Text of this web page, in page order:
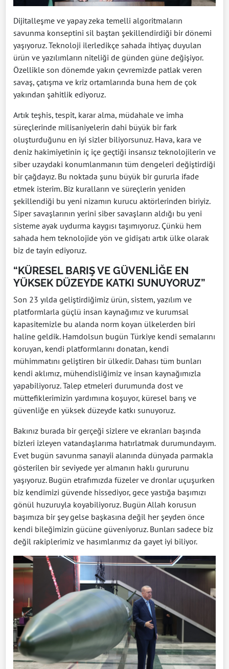
Dijitalleşme ve yapay zeka temelli algoritmaların
savunma konseptini sil baştan şekillendirdiği bir dönemi
yaşıyoruz. Teknoloji ilerledikçe sahada ihtiyaç duyulan
ürün ve yazılımların niteliği de günden güne değişiyor.
Özellikle son dönemde yakın çevremizde patlak veren
savaş, çatışma ve kriz ortamlarında buna hem de çok
yakından şahitlik ediyoruz.
Artık teşhis, tespit, karar alma, müdahale ve imha
süreçlerinde milisaniyelerin dahi büyük bir fark
oluşturduğunu en iyi sizler biliyorsunuz. Hava, kara ve
deniz hakimiyetinin iç içe geçtiği insansız teknolojilerin ve
siber uzaydaki konumlanmanın tüm dengeleri değiştirdiği
bir çağdayız. Bu noktada şunu büyük bir gururla ifade
etmek isterim. Biz kuralların ve süreçlerin yeniden
şekillendiği bu yeni nizamın kurucu aktörlerinden biriyiz.
Siper savaşlarının yerini siber savaşların aldığı bu yeni
sisteme ayak uydurma kaygısı taşımıyoruz. Çünkü hem
sahada hem teknolojide yön ve gidişatı artık ülke olarak
biz de tayin ediyoruz.
“KÜRESEL BARIŞ VE GÜVENLİĞE EN
YÜKSEK DÜZEYDE KATKI SUNUYORUZ”
Son 23 yılda geliştirdiğimiz ürün, sistem, yazılım ve
platformlarla güçlü insan kaynağımız ve kurumsal
kapasitemizle bu alanda norm koyan ülkelerden biri
haline geldik. Hamdolsun bugün Türkiye kendi semalarını
koruyan, kendi platformlarını donatan, kendi
mühimmatını geliştiren bir ülkedir. Dahası tüm bunları
kendi aklımız, mühendisliğimiz ve insan kaynağımızla
yapabiliyoruz. Talep etmeleri durumunda dost ve
müttefiklerimizin yardımına koşuyor, küresel barış ve
güvenliğe en yüksek düzeyde katkı sunuyoruz.
Bakınız burada bir gerçeği sizlere ve ekranları başında
bizleri izleyen vatandaşlarıma hatırlatmak durumundayım.
Evet bugün savunma sanayii alanında dünyada parmakla
gösterilen bir seviyede yer almanın haklı gururunu
yaşıyoruz. Bugün etrafımızda füzeler ve dronlar uçuşurken
biz kendimizi güvende hissediyor, gece yastığa başımızı
gönül huzuruyla koyabiliyoruz. Bugün Allah korusun
başımıza bir şey gelse başkasına değil her şeyden önce
kendi bileğimizin gücüne güveniyoruz. Bunları sadece biz
değil rakiplerimiz ve hasımlarımız da gayet iyi biliyor.